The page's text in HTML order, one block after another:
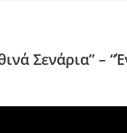
Σενάρια” –